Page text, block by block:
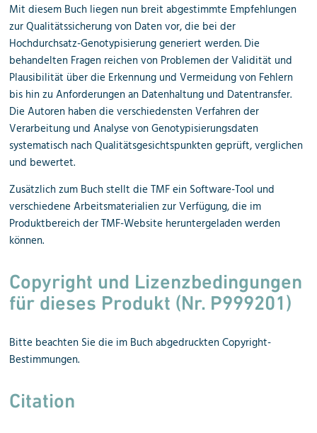
Mit diesem Buch liegen nun breit abgestimmte Empfehlungen
zur Qualitätssicherung von Daten vor, die bei der
Hochdurchsatz-Genotypisierung generiert werden. Die
behandelten Fragen reichen von Problemen der Validität und
Plausibilität über die Erkennung und Vermeidung von Fehlern
bis hin zu Anforderungen an Datenhaltung und Datentransfer.
Die Autoren haben die verschiedensten Verfahren der
Verarbeitung und Analyse von Genotypisierungsdaten
systematisch nach Qualitätsgesichtspunkten geprüft, verglichen
und bewertet.
Zusätzlich zum Buch stellt die TMF ein Software-Tool und
verschiedene Arbeitsmaterialien zur Verfügung, die im
Produktbereich der TMF-Website heruntergeladen werden
können.
Copyright und Lizenzbedingungen
für dieses Produkt (Nr. P999201)
Bitte beachten Sie die im Buch abgedruckten Copyright-
Bestimmungen.
Citation